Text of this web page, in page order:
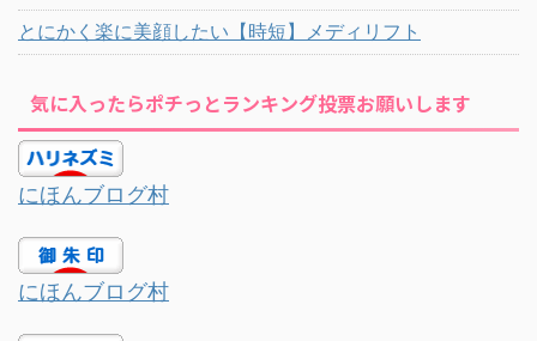
とにかく楽に美顔したい【時短】メディリフト
気に入ったらポチっとランキング投票お願いします
にほんブログ村
にほんブログ村